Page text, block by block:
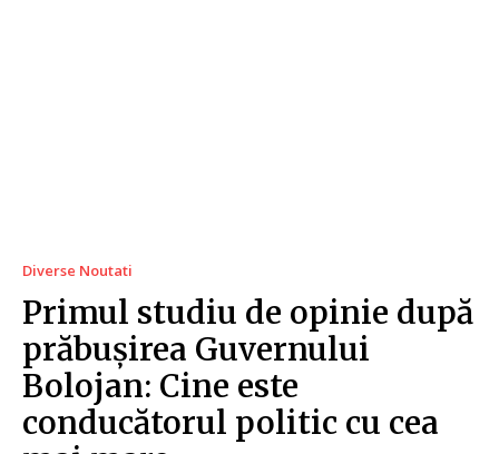
Diverse Noutati
Primul studiu de opinie după
prăbușirea Guvernului
Bolojan: Cine este
conducătorul politic cu cea